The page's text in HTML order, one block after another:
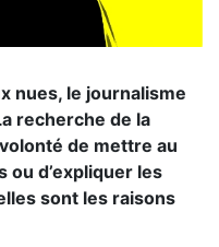
nues, le journalisme
recherche de la
de mettre au
ou d’expliquer les
sont les raisons